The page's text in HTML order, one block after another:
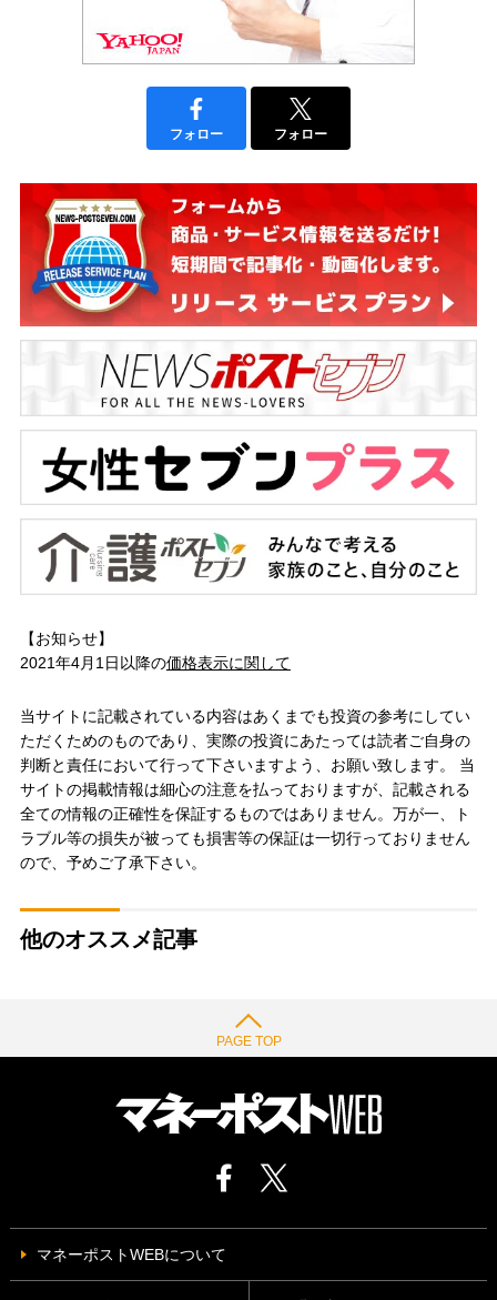
フォロー フォロー
【お知らせ】
2021年4月1日以降の価格表示に関して
当サイトに記載されている内容はあくまでも投資の参考にしてい
ただくためのものであり、実際の投資にあたっては読者ご自身の
判断と責任において行って下さいますよう、お願い致します。 当
サイトの掲載情報は細心の注意を払っておりますが、記載される
全ての情報の正確性を保証するものではありません。万が一、ト
ラブル等の損失が被っても損害等の保証は一切行っておりません
ので、予めご了承下さい。
他のオススメ記事
PAGE TOP
マネーポストWEBについて